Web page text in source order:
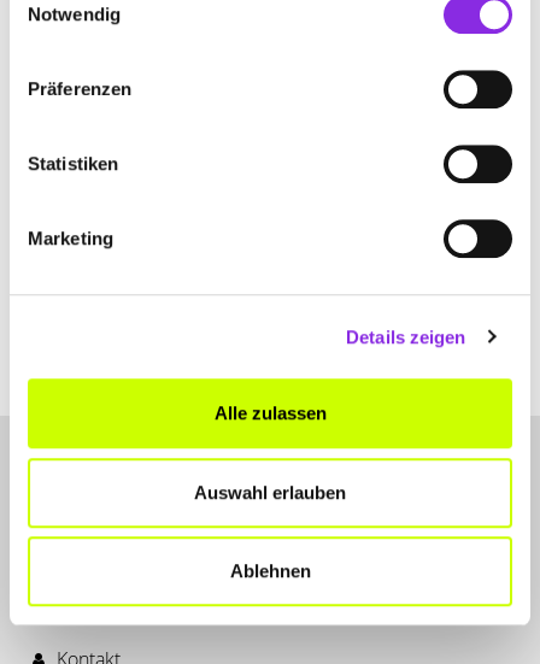
Notwendig
Präferenzen
Statistiken
Marketing
Details zeigen
Alle zulassen
Auswahl erlauben
Ablehnen
VERKAUFSOFFENER SONNTAG IM HUNSRÜCK:
Mehr erfahren
LET'S CONNECT